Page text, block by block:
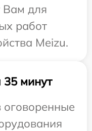
Вам для
работ
Meizu.
минут